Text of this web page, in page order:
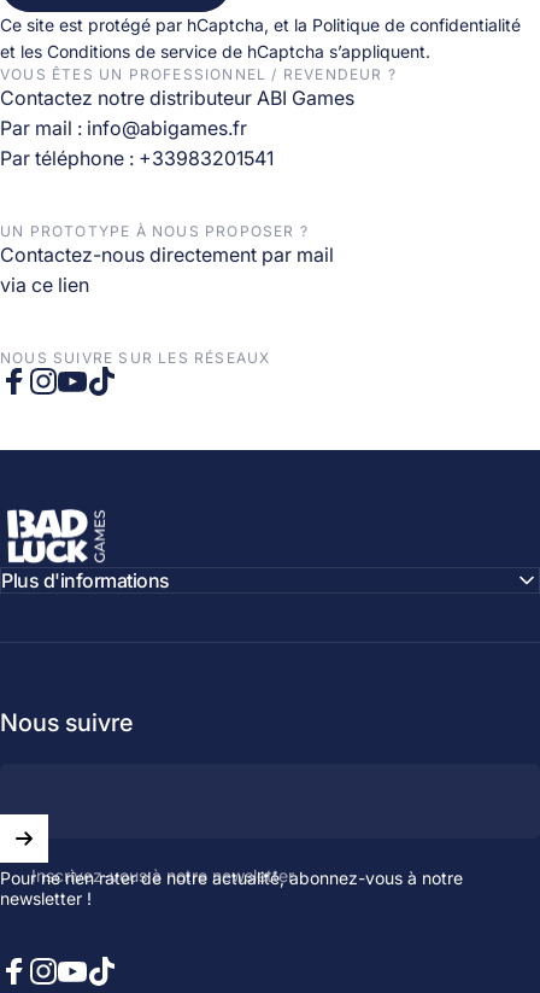
Ce site est protégé par hCaptcha, et la Politique de confidentialité
et les Conditions de service de hCaptcha s’appliquent.
VOUS ÊTES UN PROFESSIONNEL / REVENDEUR ?
Contactez notre distributeur ABI Games
Par mail : info@abigames.fr
Par téléphone : +33983201541
UN PROTOTYPE À NOUS PROPOSER ?
Contactez-nous directement par mail
via ce lien
NOUS SUIVRE SUR LES RÉSEAUX
Bad Luck Games
Plus d'informations
Nous suivre
Inscrivez-vous à notre newsletter
Pour ne rien rater de notre actualité, abonnez-vous à notre
newsletter !